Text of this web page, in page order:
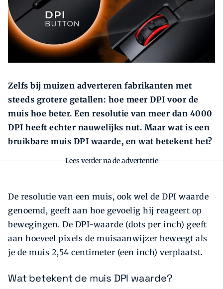
Zoeken
Zelfs bij muizen adverteren fabrikanten met
steeds grotere getallen: hoe meer DPI voor de
muis hoe beter. Een resolutie van meer dan 4000
DPI heeft echter nauwelijks nut. Maar wat is een
bruikbare muis DPI waarde, en wat betekent het?
Lees verder na de advertentie
De resolutie van een muis, ook wel de DPI waarde
genoemd, geeft aan hoe gevoelig hij reageert op
bewegingen. De DPI-waarde (dots per inch) geeft
aan hoeveel pixels de muisaanwijzer beweegt als
je de muis 2,54 centimeter (een inch) verplaatst.
Wat betekent de muis DPI waarde?